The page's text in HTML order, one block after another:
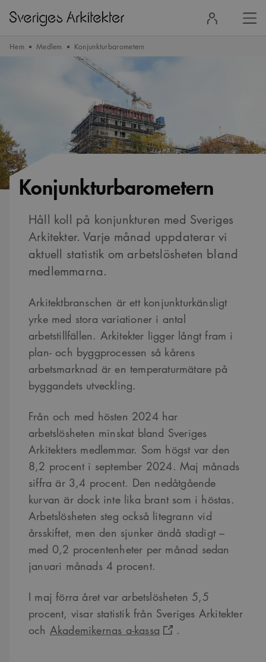
in
Hem Medlem Konjunkturbarometern
Konjunkturbarometern
Håll koll på konjunkturen med Sveriges
Arkitekter. Varje månad uppdaterar vi
aktuell statistik om arbetslösheten bland
medlemmarna.
Arkitektbranschen är ett konjunkturkänsligt
yrke med stora variationer i antal
arbetstillfällen. Arkitekter ligger långt fram i
plan- och byggprocessen så kårens
arbetsmarknad är en temperaturmätare på
byggandets utveckling.
Från och med hösten 2024 har
arbetslösheten minskat bland Sveriges
Arkitekters medlemmar. Som högst var den
8,2 procent i september 2024. Maj månads
siffra är 3,4 procent. Den nedåtgående
kurvan är dock inte lika brant som i höstas.
Arbetslösheten steg också litegrann vid
årsskiftet, men den sjunker ändå stadigt –
med 0,2 procentenheter per månad sedan
januari månads 4 procent.
I maj förra året var arbetslösheten 5,5
procent, visar statistik från Sveriges Arkitekter
och Akademikernas a-kassa .